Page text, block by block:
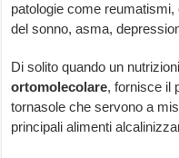
patologie come
del sonno, asma,
Di solito quando un
ortomolecolare, fornisce il
tornasole che servono a
principali alimenti